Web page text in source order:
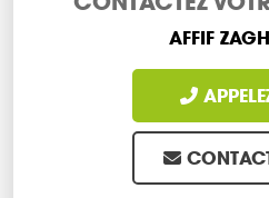
AFFIF